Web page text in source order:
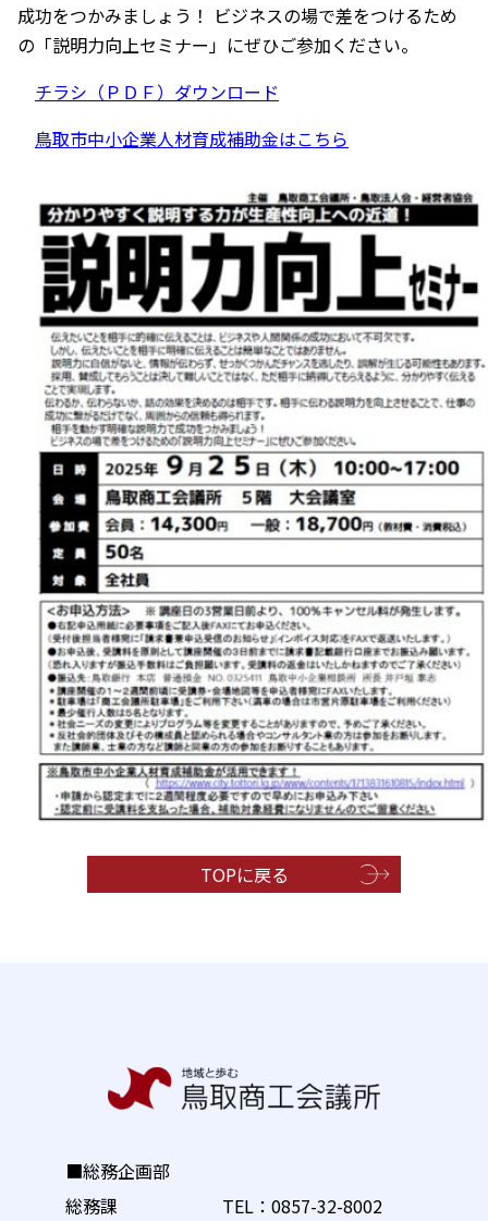
成功をつかみましょう！ ビジネスの場で差をつけるため
の「説明力向上セミナー」にぜひご参加ください。
チラシ（ＰＤＦ）ダウンロード
鳥取市中小企業人材育成補助金はこちら
TOPに戻る
■総務企画部
総務課 TEL： 0857-32-8002